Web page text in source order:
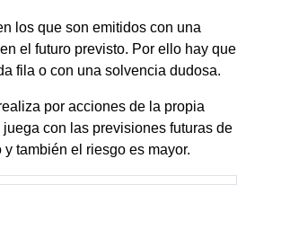
los que son emitidos con una
el futuro previsto. Por ello hay que
fila o con una solvencia dudosa.
por acciones de la propia
con las previsiones futuras de
también el riesgo es mayor.